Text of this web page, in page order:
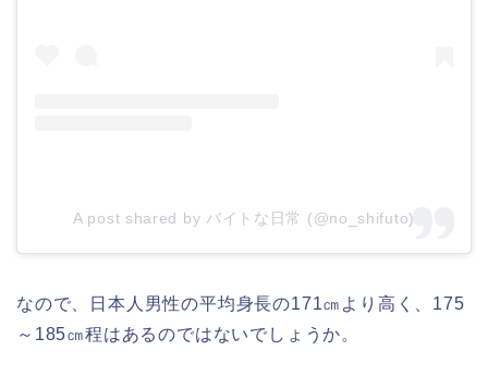
A post shared by バイトな日常 (@no_shifuto)
なので、日本人男性の平均身長の171㎝より高く、175
～185㎝程はあるのではないでしょうか。